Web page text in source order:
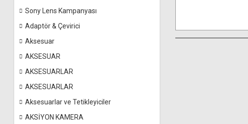
Sony Lens Kampanyası
Adaptör & Çevirici
Aksesuar
AKSESUAR
AKSESUARLAR
AKSESUARLAR
Aksesuarlar ve Tetikleyiciler
AKSİYON KAMERA